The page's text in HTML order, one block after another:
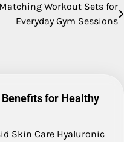
Matching Workout Sets for
Everyday Gym Sessions
for Healthy
Skin Care Hyaluronic